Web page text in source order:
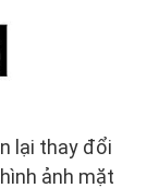
lại thay đổi
ảnh mặt